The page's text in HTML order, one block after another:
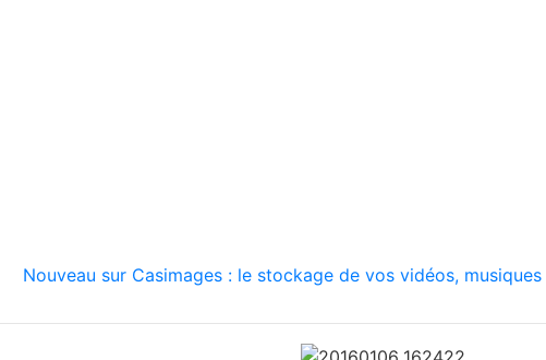
Nouveau sur Casimages : le stockage de vos vidéos,